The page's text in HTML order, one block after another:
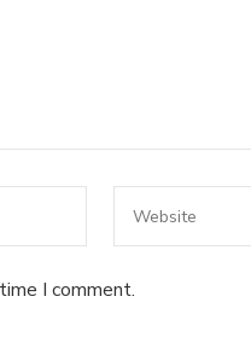
I comment.